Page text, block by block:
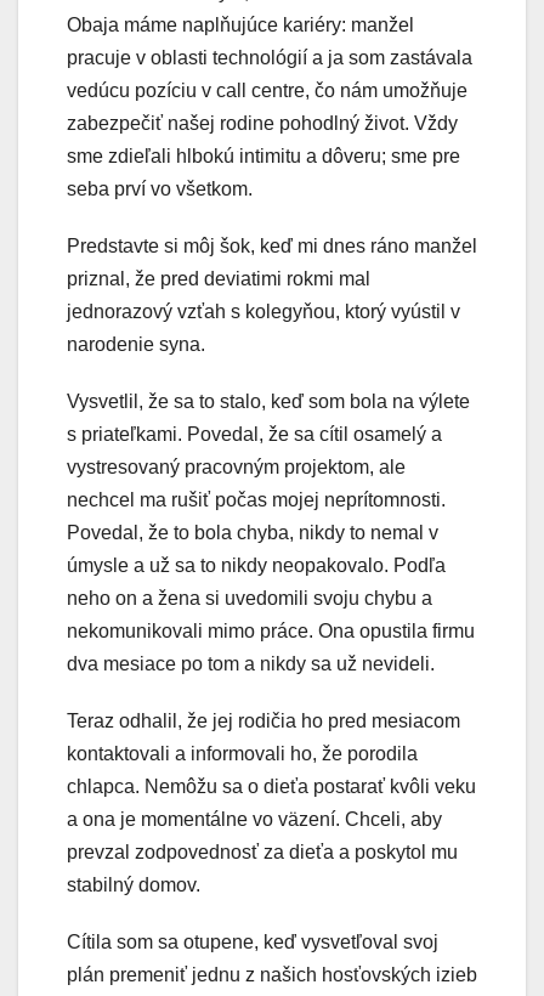
Obaja máme naplňujúce kariéry: manžel
pracuje v oblasti technológií a ja som zastávala
vedúcu pozíciu v call centre, čo nám umožňuje
zabezpečiť našej rodine pohodlný život. Vždy
sme zdieľali hlbokú intimitu a dôveru; sme pre
seba prví vo všetkom.
Predstavte si môj šok, keď mi dnes ráno manžel
priznal, že pred deviatimi rokmi mal
jednorazový vzťah s kolegyňou, ktorý vyústil v
narodenie syna.
Vysvetlil, že sa to stalo, keď som bola na výlete
s priateľkami. Povedal, že sa cítil osamelý a
vystresovaný pracovným projektom, ale
nechcel ma rušiť počas mojej neprítomnosti.
Povedal, že to bola chyba, nikdy to nemal v
úmysle a už sa to nikdy neopakovalo. Podľa
neho on a žena si uvedomili svoju chybu a
nekomunikovali mimo práce. Ona opustila firmu
dva mesiace po tom a nikdy sa už nevideli.
Teraz odhalil, že jej rodičia ho pred mesiacom
kontaktovali a informovali ho, že porodila
chlapca. Nemôžu sa o dieťa postarať kvôli veku
a ona je momentálne vo väzení. Chceli, aby
prevzal zodpovednosť za dieťa a poskytol mu
stabilný domov.
Cítila som sa otupene, keď vysvetľoval svoj
plán premeniť jednu z našich hosťovských izieb